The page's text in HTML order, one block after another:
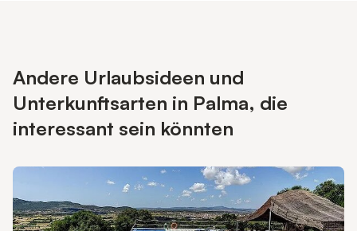
Andere Urlaubsideen und
Unterkunftsarten in Palma, die
interessant sein könnten